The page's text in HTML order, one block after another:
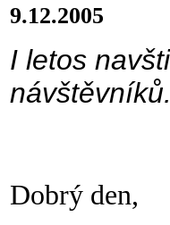
9.12.2005
I letos
Dobrý den,